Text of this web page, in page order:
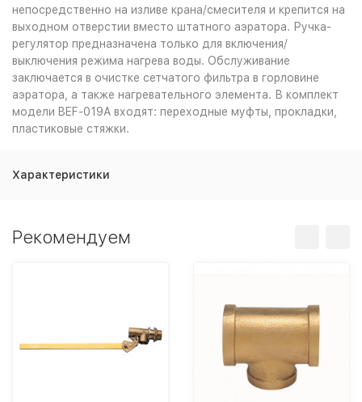
непосредственно на изливе крана/смесителя и крепится на
выходном отверстии вместо штатного аэратора. Ручка-
регулятор предназначена только для включения/
выключения режима нагрева воды. Обслуживание
заключается в очистке сетчатого фильтра в горловине
аэратора, а также нагревательного элемента. В комплект
модели BEF-019A входят: переходные муфты, прокладки,
пластиковые стяжки.
Характеристики
Рекомендуем